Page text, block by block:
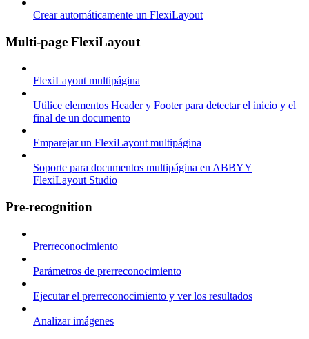
Crear automáticamente un FlexiLayout
Multi-page FlexiLayout
FlexiLayout multipágina
Utilice elementos Header y Footer para detectar el inicio y el
final de un documento
Emparejar un FlexiLayout multipágina
Soporte para documentos multipágina en ABBYY
FlexiLayout Studio
Pre-recognition
Prerreconocimiento
Parámetros de prerreconocimiento
Ejecutar el prerreconocimiento y ver los resultados
Analizar imágenes